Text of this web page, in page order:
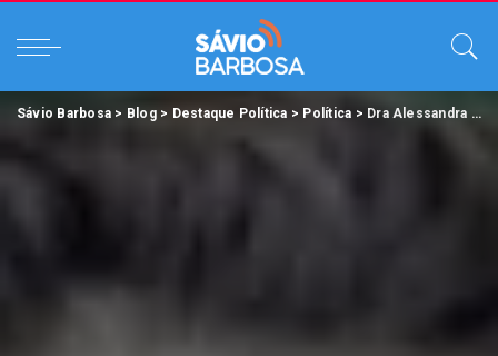
Sávio Barbosa > Blog> Destaque Política > Política > Dra Alessandra Haber bate recorde com gastos da cota parlamentar para autopromoção.